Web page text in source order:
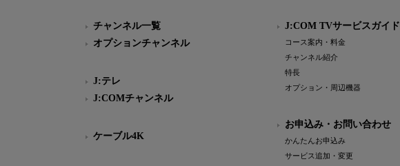
チャンネル一覧
オプションチャンネル
J:テレ
J:COMチャンネル
ケーブル4K
J:COM TVサービスガイド
コース案内・料金
チャンネル紹介
特長
オプション・周辺機器
お申込み・お問い合わせ
かんたんお申込み
サービス追加・変更